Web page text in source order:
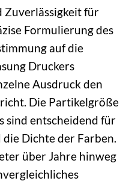
für
Formulierung des
auf die
Druckers
Ausdruck den
Die Partikelgröße
sind entscheidend für
Dichte der Farben.
über Jahre hinweg